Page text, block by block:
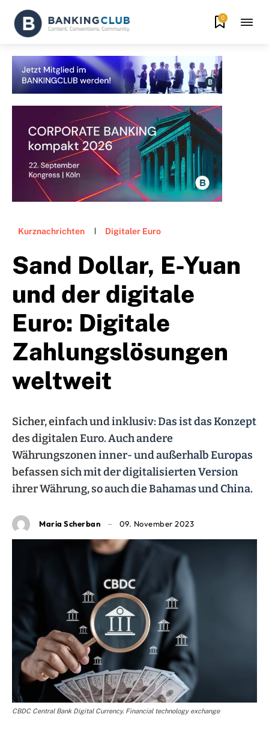
0
Kurznachrichten Digitaler Euro
Sand Dollar, E-Yuan
und der digitale
Euro: Digitale
Zahlungslösungen
weltweit
Sicher, einfach und inklusiv: Das ist das Konzept
des digitalen Euro. Auch andere
Währungszonen inner- und außerhalb Europas
befassen sich mit der digitalisierten Version
ihrer Währung, so auch die Bahamas und China.
Maria Scherban 09. November 2023
CBDC Central Bank Digital Currency. Financial technology exchange